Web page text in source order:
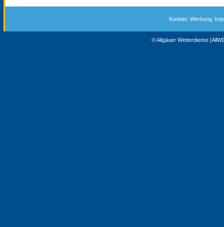
Kontakt Werbung
© Allgäuer Wetterdienst